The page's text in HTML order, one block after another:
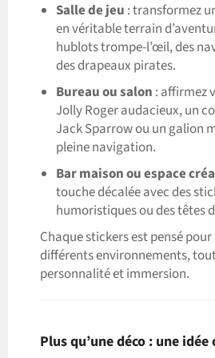
Salle de jeu : transformez
en véritable terrain
hublots trompe-l’œil, des
des drapeaux pirates.
Bureau ou salon : affirmez
Jolly Roger audacieux, un
Jack Sparrow ou un galion
pleine navigation.
Bar maison ou espace
touche décalée avec des
humoristiques ou des têtes
Chaque stickers est pensé pour
différents environnements,
personnalité et immersion.
Plus qu’une déco : une